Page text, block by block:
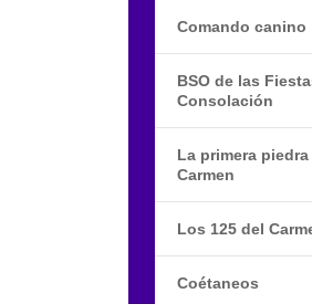
Comando canino
BSO de las
Consolación
La primera piedra
Carmen
Los 125 del
Coétaneos